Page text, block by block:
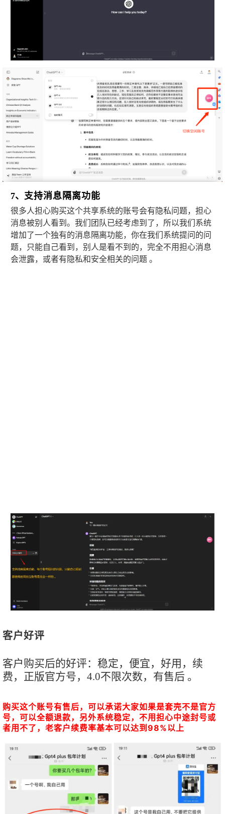
7、 支持消息隔离功能
很多人担心购买这个共享系统的账号会有隐私问题，担心
消息被别人看到。我们团队已经考虑到了，所以我们系统
增加了一个独有的消息隔离功能，你在我们系统提问的问
题，只能自己看到，别人是看不到的，完全不用担心消息
会泄露，或者有隐私和安全相关的问题 。
客户好评
客户购买后的好评：稳定，便宜，好用，续
费，正版官方号，4.0不限次数，有售后 。
购买这个账号有售后，可以承诺大家如果是套壳不是官方
号，可以全额退款，另外系统稳定，不用担心中途封号或
者用不了，老客户续费率基本可以达到98%以上